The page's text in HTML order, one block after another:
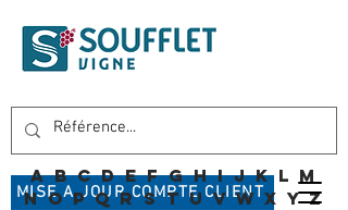
MISE A JOUR COMPTE CLIENT
A B C D E F G H I J K L M
N O P Q R S T U V W X Y Z